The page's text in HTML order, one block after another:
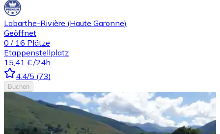
Labarthe-Rivière (Haute Garonne)
Geöffnet
0 / 16 Plätze
Etappenstellplatz
15,41 € /24h
4.4/5 (73)
Buchen